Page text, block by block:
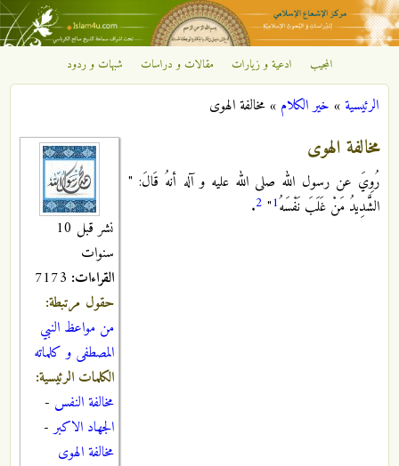
تجاوز إلى المحتوى الرئيسي
مركز
الإشعاع
الإسلامي
المجيب ادعية و زيارات مقالات و دراسات شبهات و ردود
أنت هنا
الرئيسية» خير الكلام »مخالفة الهوى
نشر قبل 10
سنوات
القراءات:
حقول مرتبطة:
من مواعظ النبي
المصطفى و كلماته
الكلمات الرئيسية:
مخالفة النفس -
الجهاد الاكبر-
مخالفة الهوى
مخالفة الهوى
رُوِيَ عن رسول الله صلى الله عليه و آله أنهُ قَالَ: "
الشَّدِيدُ مَنْ غَلَبَ نَفْسَهُ‏1
"
2
.